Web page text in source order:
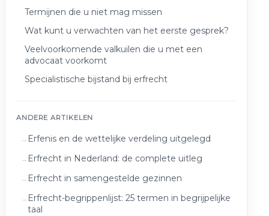
Termijnen die u niet mag missen
Wat kunt u verwachten van het eerste gesprek?
Veelvoorkomende valkuilen die u met een
advocaat voorkomt
Specialistische bijstand bij erfrecht
ANDERE ARTIKELEN
Erfenis en de wettelijke verdeling uitgelegd
Erfrecht in Nederland: de complete uitleg
Erfrecht in samengestelde gezinnen
Erfrecht-begrippenlijst: 25 termen in begrijpelijke
taal